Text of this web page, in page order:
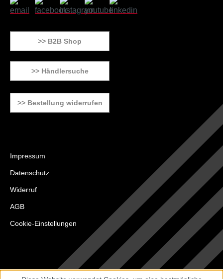
>> B2B Shop
>> Händlersuche
>> Bestellung widerrufen
Impressum
Datenschutz
Widerruf
AGB
Cookie-Einstellungen